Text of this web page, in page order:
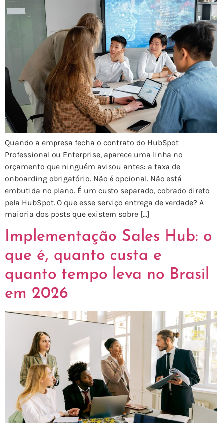
Quando a empresa fecha o contrato do HubSpot
Professional ou Enterprise, aparece uma linha no
orçamento que ninguém avisou antes: a taxa de
onboarding obrigatório. Não é opcional. Não está
embutida no plano. É um custo separado, cobrado direto
pela HubSpot. O que esse serviço entrega de verdade? A
maioria dos posts que existem sobre […]
Implementação Sales Hub: o
que é, quanto custa e
quanto tempo leva no Brasil
em 2026